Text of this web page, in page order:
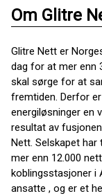
Om Glitre
Glitre Nett er
dag for at mer enn
skal sørge for at
fremtiden. Derfor
energiløsninger en
resultat av
Nett. Selskapet
mer enn 12.000
koblingsstasjoner i
ansatte , og er et